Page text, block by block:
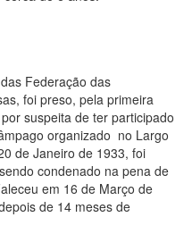
Federação das
foi preso, pela primeira
suspeita de ter participado
organizado no Largo
de Janeiro de 1933, foi
condenado na pena de
em 16 de Março de
de 14 meses de